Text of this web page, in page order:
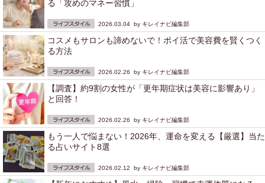
る「攻めのマネー習慣」
2026.03.04 by キレイナビ編集部
コスメもサロンも諦めないで！ポイ活で美容費を賢くつく
る方法
2026.02.26 by キレイナビ編集部
【調査】約9割の女性が「更年期症状は美容に影響あり」
と回答！
2026.02.26 by キレイナビ編集部
もう一人で悩まない！2026年、運命を変える【厳選】当た
る占いサイト8選
2026.02.12 by キレイナビ編集部